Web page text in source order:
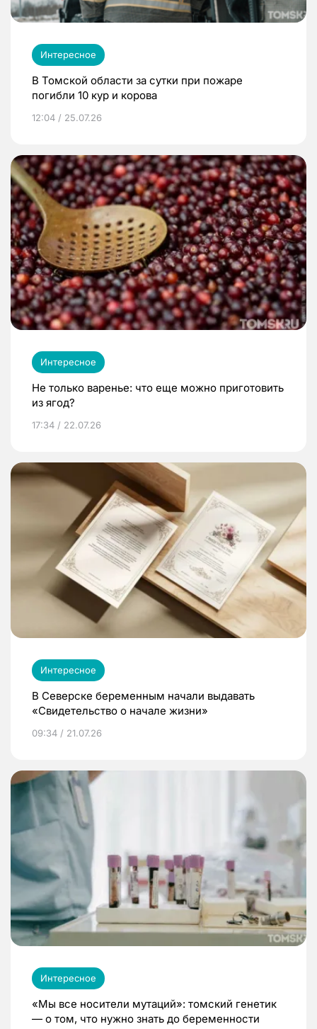
Интересное
В Томской области за сутки при пожаре
погибли 10 кур и корова
12:04 / 25.07.26
Интересное
Не только варенье: что еще можно приготовить
из ягод?
17:34 / 22.07.26
Интересное
В Северске беременным начали выдавать
«Свидетельство о начале жизни»
09:34 / 21.07.26
Интересное
«Мы все носители мутаций»: томский генетик
— о том, что нужно знать до беременности